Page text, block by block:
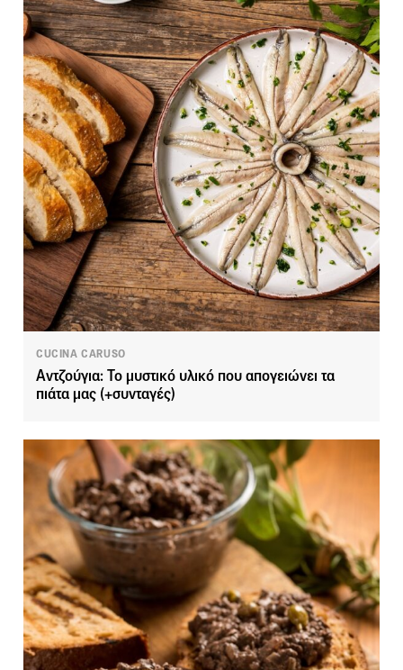
CUCINA CARUSO
Αντζούγια: Το μυστικό υλικό που απογειώνει τα
πιάτα μας (+συνταγές)